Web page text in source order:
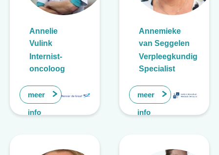
Annelie
Vulink
Internist-
oncoloog
meer
info
Annemieke
van Seggelen
Verpleegkundig
Specialist
meer
info